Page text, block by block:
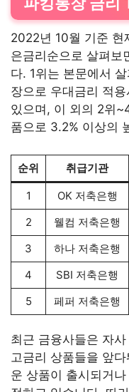
2022년 10월 기준 현
은금리순으로 살펴보
다. 1위는 본문에서
장으로 우대금리 적
있으며, 이 외의 2위
품으로 3.2% 이상의
순위 취급기관
1 OK 저축은행
2
웰컴 저축은행
3
하나 저축은행
4
SBI 저축은행
5
페퍼 저축은행
최근 금융사들은 자
고금리 상품들을 앞
운 상품이 출시되거